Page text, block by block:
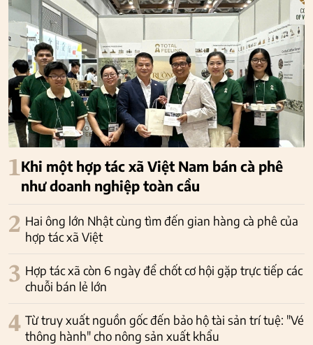
1Khi một hợp tác xã Việt Nam bán cà phê
như doanh nghiệp toàn cầu
2 Hai ông lớn Nhật cùng tìm đến gian hàng cà phê của
hợp tác xã Việt
3 Hợp tác xã còn 6 ngày để chốt cơ hội gặp trực tiếp các
chuỗi bán lẻ lớn
4 Từ truy xuất nguồn gốc đến bảo hộ tài sản trí tuệ: "Vé
thông hành" cho nông sản xuất khẩu